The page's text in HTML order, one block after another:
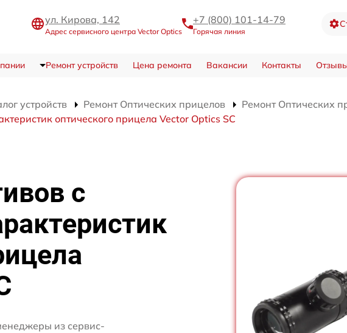
ул. Кирова, 142
Адрес сервисного центра Vector Optics
+7 (800) 101-14-79
Горячая линия
Ремонт устройств Цена ремонта Вакансии Контакты
устройств Ремонт Оптических прицелов
Ремонт Оптических
оптического прицела Vector Optics SC
с
из сервис-